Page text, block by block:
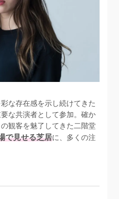
な存在感を示し続けてきた
な共演者として参加。確か
観客を魅了してきた二階堂
で見せる芝居に、多くの注